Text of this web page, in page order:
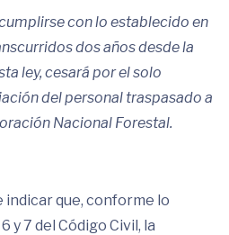
con lo establecido en
dos años desde la
ley, cesará por el solo
del personal traspasado a
Nacional Forestal.
que, conforme lo
y 7 del Código Civil, la